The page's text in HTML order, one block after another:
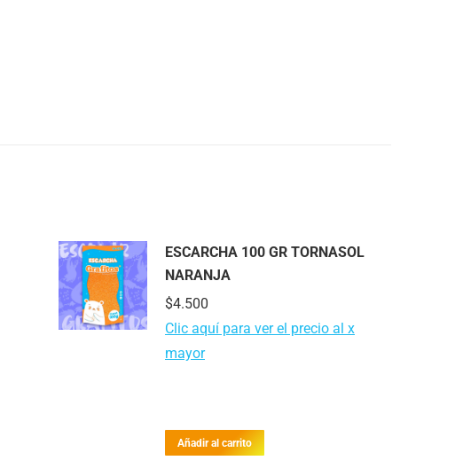
ESCARCHA 100 GR TORNASOL
NARANJA
$4.500
Clic aquí para ver el precio al x
mayor
Añadir al carrito